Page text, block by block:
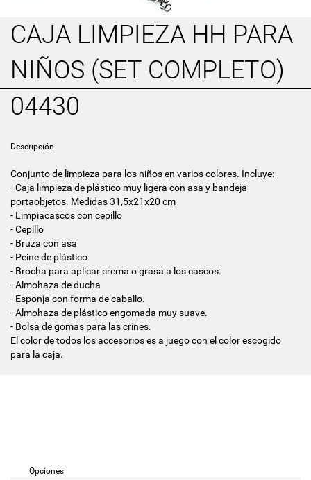
CAJA LIMPIEZA HH PARA
NIÑOS (SET COMPLETO)
04430
Descripción
Conjunto de limpieza para los niños en varios colores. Incluye:
- Caja limpieza de plástico muy ligera con asa y bandeja
portaobjetos. Medidas 31,5x21x20 cm
- Limpiacascos con cepillo
- Cepillo
- Bruza con asa
- Peine de plástico
- Brocha para aplicar crema o grasa a los cascos.
- Almohaza de ducha
- Esponja con forma de caballo.
- Almohaza de plástico engomada muy suave.
- Bolsa de gomas para las crines.
El color de todos los accesorios es a juego con el color escogido
para la caja.
Opciones